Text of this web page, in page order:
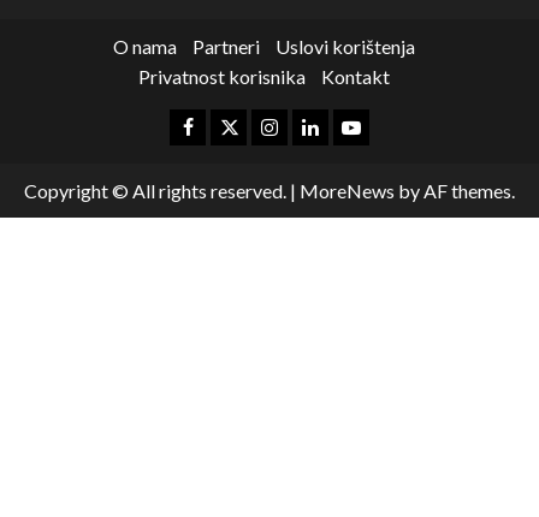
O nama Partneri
Uslovi korištenja
Privatnost korisnika
Kontakt
Copyright © All rights reserved. | MoreNews by AF themes.